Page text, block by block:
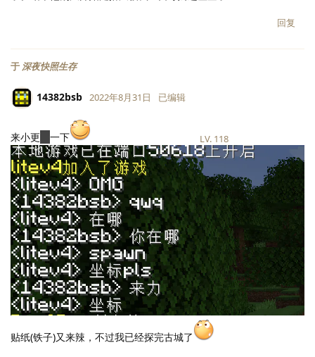
回复
于 深夜快照生存
14382bsb
LV. 118
2022年8月31日 已编辑
来小更 一下
贴纸(铁子)又来辣，不过我已经探完古城了